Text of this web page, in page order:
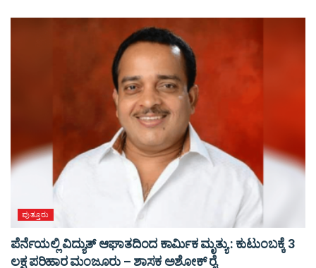
ಪುತ್ತೂರು
ಪೆರ್ನೆಯಲ್ಲಿ ವಿದ್ಯುತ್ ಆಘಾತದಿಂದ ಕಾರ್ಮಿಕ ಮೃತ್ಯು : ಕುಟುಂಬಕ್ಕೆ 3
ಲಕ್ಷ ಪರಿಹಾರ ಮಂಜೂರು – ಶಾಸಕ ಅಶೋಕ್ ರೈ